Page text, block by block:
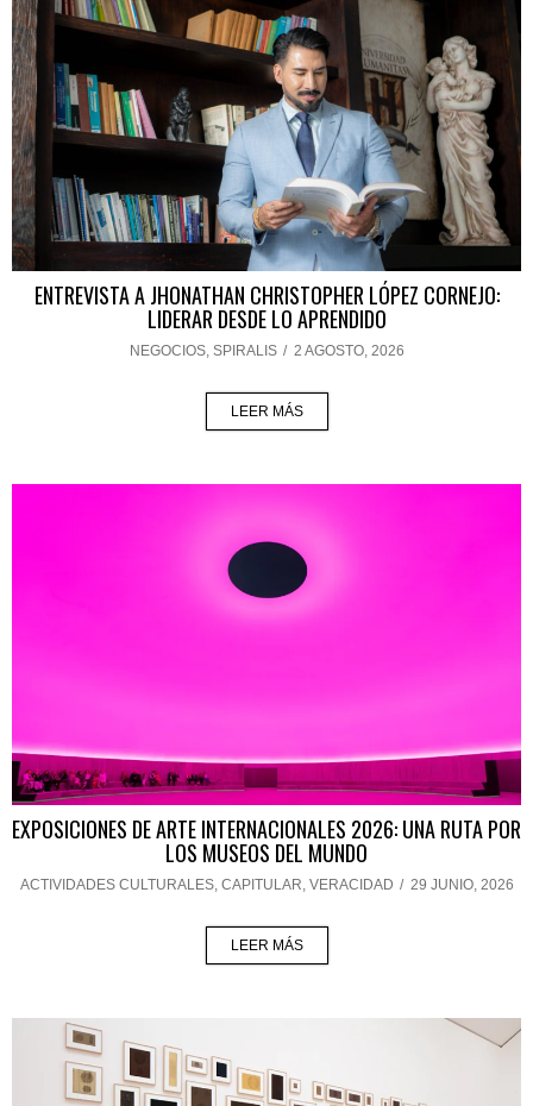
ENTREVISTA A JHONATHAN CHRISTOPHER LÓPEZ CORNEJO:
LIDERAR DESDE LO APRENDIDO
NEGOCIOS, SPIRALIS / 2 AGOSTO, 2026
LEER MÁS
EXPOSICIONES DE ARTE INTERNACIONALES 2026: UNA RUTA POR
LOS MUSEOS DEL MUNDO
ACTIVIDADES CULTURALES, CAPITULAR VERACIDAD / 29 JUNIO, 2026
LEER MÁS